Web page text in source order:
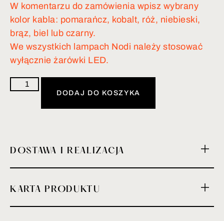
W komentarzu do zamówienia wpisz wybrany
kolor kabla: pomarańcz, kobalt, róż, niebieski,
brąz, biel lub czarny.
We wszystkich lampach Nodi należy stosować
wyłącznie żarówki LED.
DODAJ DO KOSZYKA
DOSTAWA I REALIZACJA
KARTA PRODUKTU